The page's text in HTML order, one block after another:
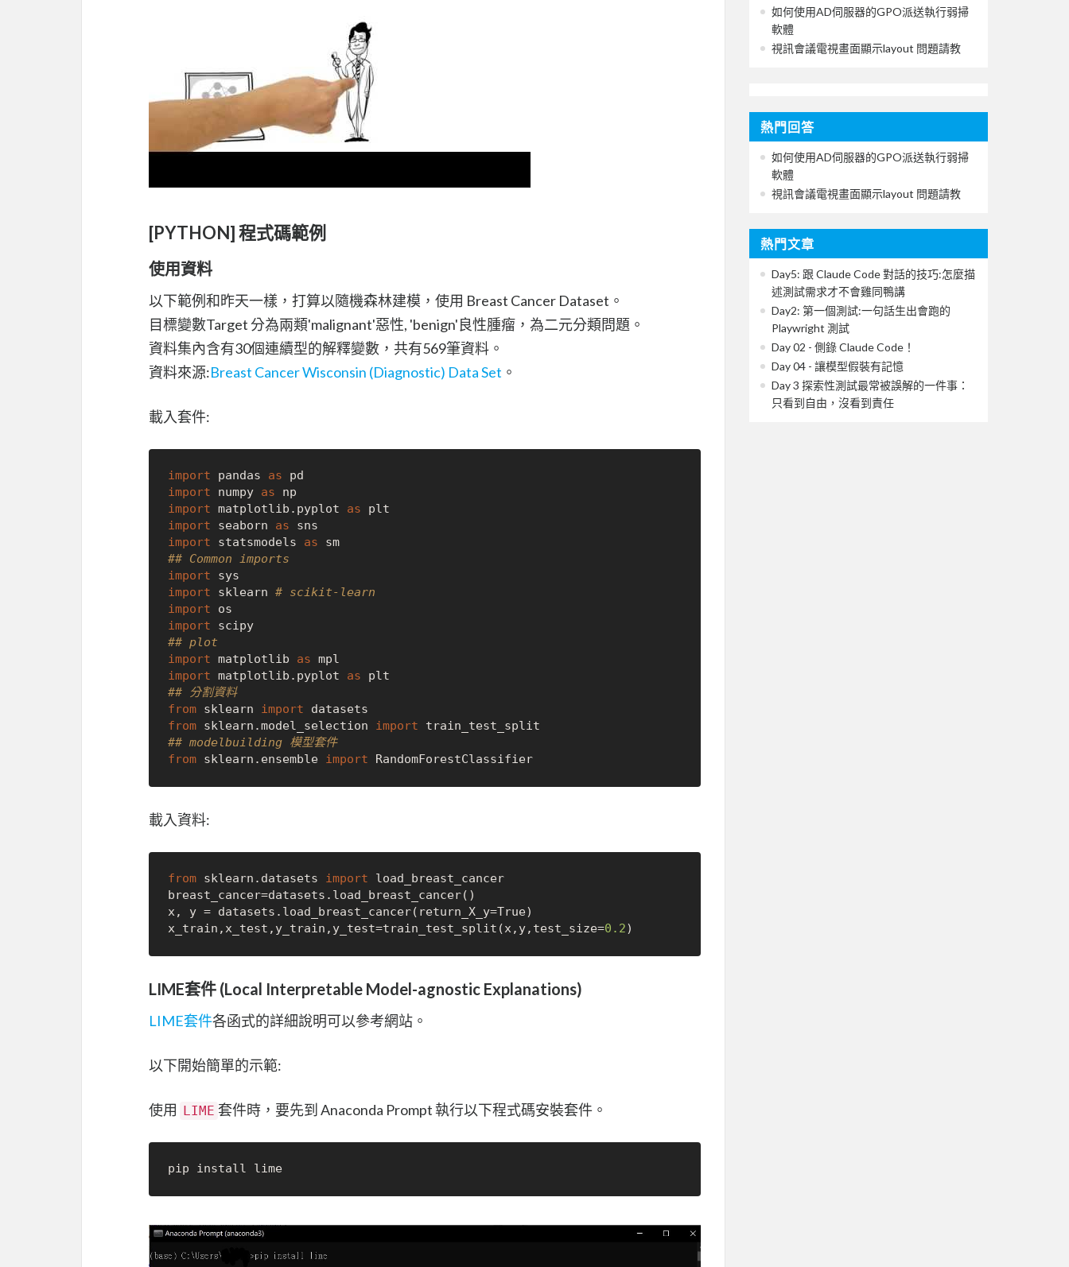
[PYTHON] 程式碼範例
使用資料
以下範例和昨天一樣，打算以隨機森林建模，使用 Breast Cancer Dataset。
目標變數Target 分為兩類'malignant'惡性, 'benign'良性腫瘤，為二元分類問題。
資料集內含有30個連續型的解釋變數，共有569筆資料。
資料來源:Breast Cancer Wisconsin (Diagnostic) Data Set 。
載入套件:
import pandas as
import numpy as
import matplotlib.pyplot as
import seaborn as
import statsmodels as
sm
## Common imports
import
import sklearn # scikit-learn
import
import
scipy
## plot
import matplotlib as
import matplotlib.pyplot as
## 分割資料
from sklearn import
from sklearn.model_selection import
## modelbuilding 模型套件
from sklearn.ensemble import RandomForestClassifier
載入資料:
from sklearn.datasets import load_breast_cancer
breast_cancer=datasets.load_breast_cancer()
x, y = datasets.load_breast_cancer(return_X_y=True)
x_train,x_test,y_train,y_test=train_test_split(x,y,test_size=0.2
LIME套件 (Local Interpretable Model-agnostic Explanations)
LIME套件各函式的詳細說明可以參考網站。
以下開始簡單的示範:
使用 LIME 套件時，要先到 Anaconda Prompt 執行以下程式碼安裝套件。
pip install lime
如何使用AD伺服器的GPO派送執行弱掃
軟體
視訊會議電視畫面顯示layout 問題請教
熱門回答
如何使用AD伺服器的GPO派送執行弱掃
軟體
視訊會議電視畫面顯示layout 問題請教
熱門文章
Day5: 跟 Claude Code 對話的技巧:怎麼描
述測試需求才不會雞同鴨講
Day2: 第一個測試:一句話生出會跑的
Playwright 測試
Day 02 - 側錄 Claude Code！
Day 04 - 讓模型假裝有記憶
Day 3 探索性測試最常被誤解的一件事：
只看到自由，沒看到責任